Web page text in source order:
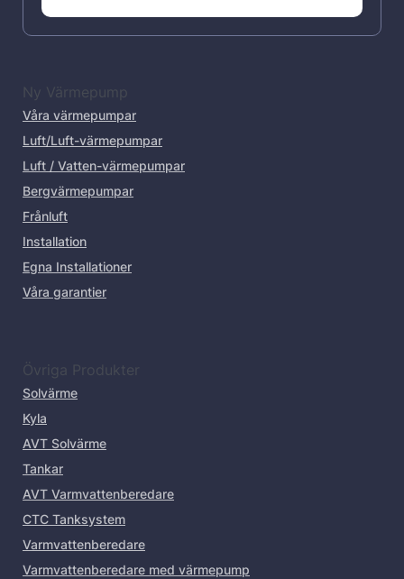
Ny Värmepump
Våra värmepumpar
Luft/Luft-värmepumpar
Luft / Vatten-värmepumpar
Bergvärmepumpar
Frånluft
Installation
Egna Installationer
Våra garantier
Övriga Produkter
Solvärme
Kyla
AVT Solvärme
Tankar
AVT Varmvattenberedare
CTC Tanksystem
Varmvattenberedare
Varmvattenberedare med värmepump